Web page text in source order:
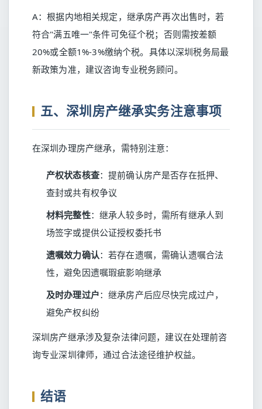
A：根据内地相关规定，继承房产再次出售时，若
符合"满五唯一"条件可免征个税；否则需按差额
20%或全额1%-3%缴纳个税。具体以深圳税务局最
新政策为准，建议咨询专业税务顾问。
五、深圳房产继承实务注意事项
在深圳办理房产继承，需特别注意：
产权状态核查：提前确认房产是否存在抵押、
查封或共有权争议
材料完整性：继承人较多时，需所有继承人到
场签字或提供公证授权委托书
遗嘱效力确认：若存在遗嘱，需确认遗嘱合法
性，避免因遗嘱瑕疵影响继承
及时办理过户：继承房产后应尽快完成过户，
避免产权纠纷
深圳房产继承涉及复杂法律问题，建议在处理前咨
询专业深圳律师，通过合法途径维护权益。
结语